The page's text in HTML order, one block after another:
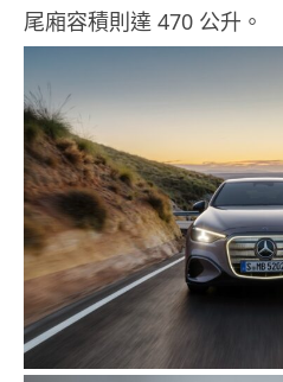
尾廂容積則達 470 公升。